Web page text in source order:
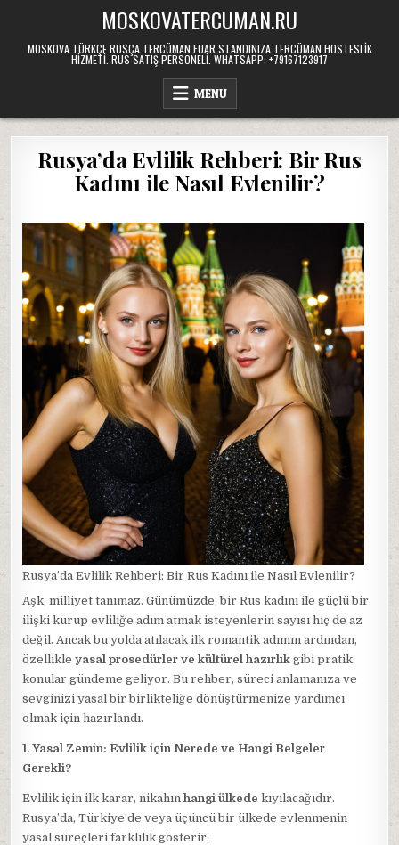
content
MOSKOVATERCUMAN.RU
MOSKOVA TÜRKÇE RUSÇA TERCÜMAN FUAR STANDINIZA TERCÜMAN HOSTESLIK
HIZMETI. RUS SATIŞ PERSONELI. WHATSAPP: +79167123917
MENU
Rusya’da Evlilik Rehberi: Bir Rus
Kadını ile Nasıl Evlenilir?
Rusya’da Evlilik Rehberi: Bir Rus Kadını ile Nasıl Evlenilir?
Aşk, milliyet tanımaz. Günümüzde, bir Rus kadını ile güçlü bir
ilişki kurup evliliğe adım atmak isteyenlerin sayısı hiç de az
değil. Ancak bu yolda atılacak ilk romantik adımın ardından,
özellikleyasal prosedürler ve kültürel hazırlık gibi pratik
konular gündeme geliyor. Bu rehber, süreci anlamanıza ve
sevginizi yasal bir birlikteliğe dönüştürmenize yardımcı
olmak için hazırlandı.
1. Yasal Zemin: Evlilik için Nerede ve Hangi Belgeler
Gerekli?
Evlilik için ilk karar, nikahınhangi ülkede kıyılacağıdır.
Rusya’da, Türkiye’de veya üçüncü bir ülkede evlenmenin
yasal süreçleri farklılık gösterir.